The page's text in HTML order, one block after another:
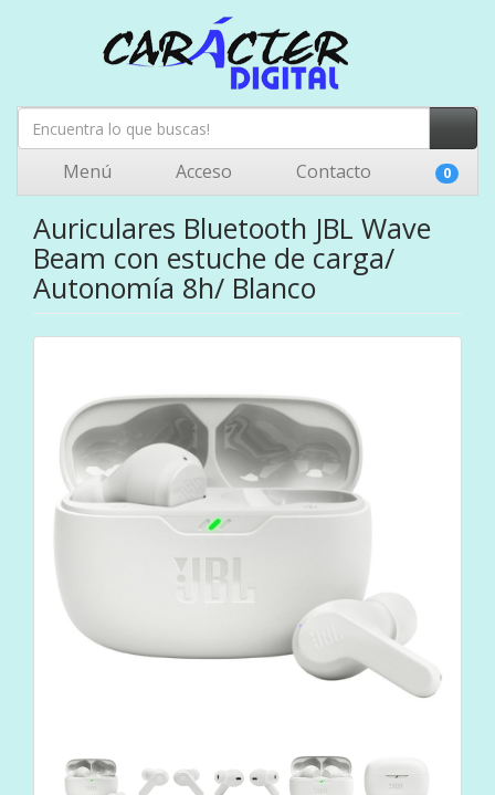
Menú Acceso Contacto 0
Auriculares Bluetooth JBL Wave
Beam con estuche de carga/
Autonomía 8h/ Blanco